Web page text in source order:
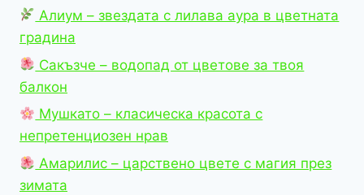
Алиум – звездата с лилава аура в цветната
градина
Сакъзче – водопад от цветове за твоя
балкон
Мушкато – класическа красота с
непретенциозен нрав
Амарилис – царствено цвете с магия през
зимата